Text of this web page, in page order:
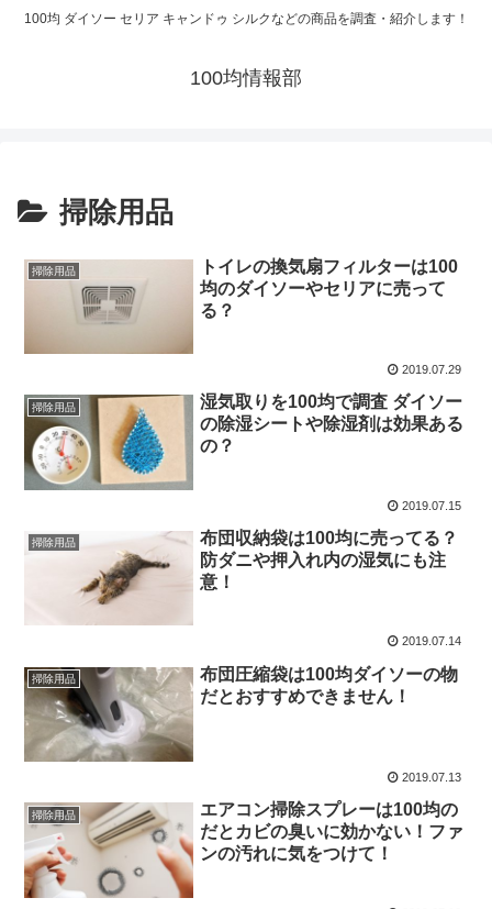
100均 ダイソー セリア キャンドゥ シルクなどの商品を調査・紹介します！
100均情報部
掃除用品
掃除用品
トイレの換気扇フィルターは100
均のダイソーやセリアに売って
る？
2019.07.29
掃除用品
湿気取りを100均で調査 ダイソー
の除湿シートや除湿剤は効果ある
の？
2019.07.15
掃除用品
布団収納袋は100均に売ってる？
防ダニや押入れ内の湿気にも注
意！
2019.07.14
掃除用品
布団圧縮袋は100均ダイソーの物
だとおすすめできません！
2019.07.13
掃除用品
エアコン掃除スプレーは100均の
だとカビの臭いに効かない！ファ
ンの汚れに気をつけて！